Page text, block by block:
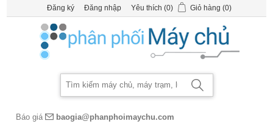
Đăng ký Đăng nhập Yêu thích (0) Giỏ hàng (0)
Báo giá
baogia@phanphoimaychu.com